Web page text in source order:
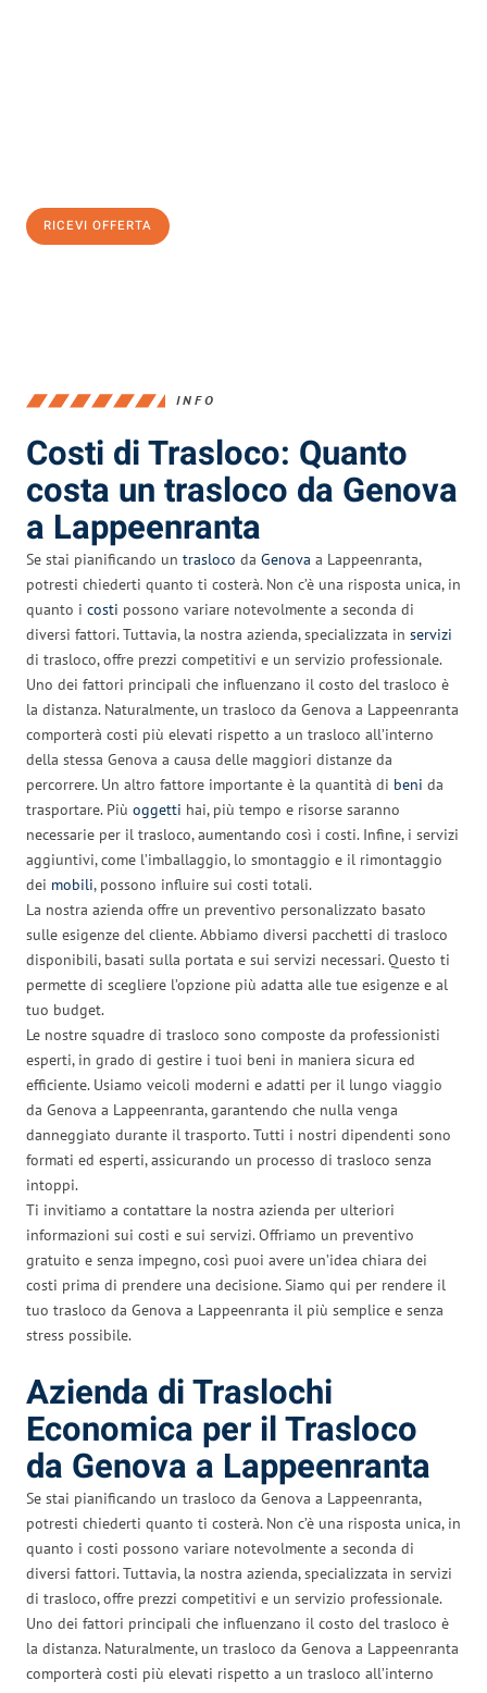
RICEVI OFFERTA
INFO
Costi di Trasloco: Quanto
costa un trasloco da Genova
a Lappeenranta
Se stai pianificando un trasloco da Genova a Lappeenranta,
potresti chiederti quanto ti costerà. Non c’è una risposta unica, in
quanto i costi possono variare notevolmente a seconda di
diversi fattori. Tuttavia, la nostra azienda, specializzata in servizi
di trasloco, offre prezzi competitivi e un servizio professionale.
Uno dei fattori principali che influenzano il costo del trasloco è
la distanza. Naturalmente, un trasloco da Genova a Lappeenranta
comporterà costi più elevati rispetto a un trasloco all’interno
della stessa Genova a causa delle maggiori distanze da
percorrere. Un altro fattore importante è la quantità di beni da
trasportare. Più oggetti hai, più tempo e risorse saranno
necessarie per il trasloco, aumentando così i costi. Infine, i servizi
aggiuntivi, come l’imballaggio, lo smontaggio e il rimontaggio
dei mobili, possono influire sui costi totali.
La nostra azienda offre un preventivo personalizzato basato
sulle esigenze del cliente. Abbiamo diversi pacchetti di trasloco
disponibili, basati sulla portata e sui servizi necessari. Questo ti
permette di scegliere l’opzione più adatta alle tue esigenze e al
tuo budget.
Le nostre squadre di trasloco sono composte da professionisti
esperti, in grado di gestire i tuoi beni in maniera sicura ed
efficiente. Usiamo veicoli moderni e adatti per il lungo viaggio
da Genova a Lappeenranta, garantendo che nulla venga
danneggiato durante il trasporto. Tutti i nostri dipendenti sono
formati ed esperti, assicurando un processo di trasloco senza
intoppi.
Ti invitiamo a contattare la nostra azienda per ulteriori
informazioni sui costi e sui servizi. Offriamo un preventivo
gratuito e senza impegno, così puoi avere un’idea chiara dei
costi prima di prendere una decisione. Siamo qui per rendere il
tuo trasloco da Genova a Lappeenranta il più semplice e senza
stress possibile.
Azienda di Traslochi
Economica per il Trasloco
da Genova a Lappeenranta
Se stai pianificando un trasloco da Genova a Lappeenranta,
potresti chiederti quanto ti costerà. Non c’è una risposta unica, in
quanto i costi possono variare notevolmente a seconda di
diversi fattori. Tuttavia, la nostra azienda, specializzata in servizi
di trasloco, offre prezzi competitivi e un servizio professionale.
Uno dei fattori principali che influenzano il costo del trasloco è
la distanza. Naturalmente, un trasloco da Genova a Lappeenranta
comporterà costi più elevati rispetto a un trasloco all’interno